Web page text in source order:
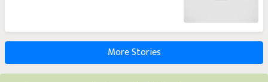
More Stories